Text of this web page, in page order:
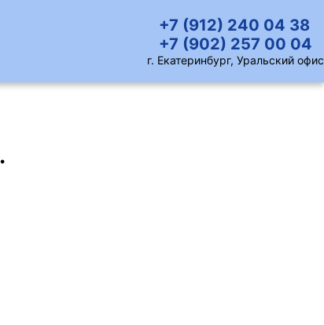
+7 (912) 240 04 38
+7 (902) 257 00 04
г. Екатеринбург, Уральский офис